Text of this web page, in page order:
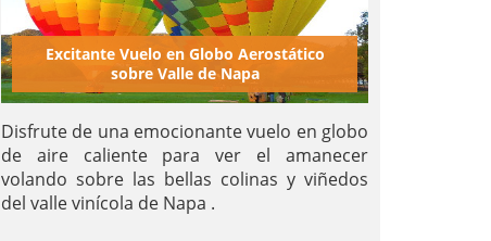
Excitante Vuelo en Globo Aerostático
sobre Valle de Napa
Disfrute de una emocionante vuelo en globo
de aire caliente para ver el amanecer
volando sobre las bellas colinas y viñedos
del valle vinícola de Napa .